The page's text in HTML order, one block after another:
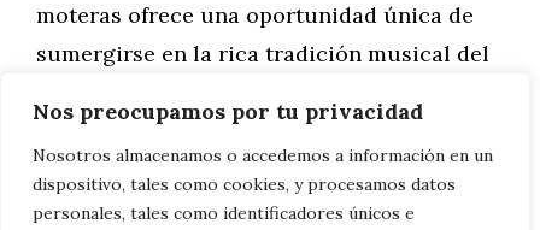
Nos preocupamos por tu privacidad
Nosotros almacenamos o accedemos a información en un
dispositivo, tales como cookies, y procesamos datos
personales, tales como identificadores únicos e
moteras ofrece una oportunidad única de
sumergirse en la rica tradición musical del
nocturno en Salt Lake City o disfrutando de
un concierto al aire libre en Moab, los
motociclistas encontrarán una variedad de